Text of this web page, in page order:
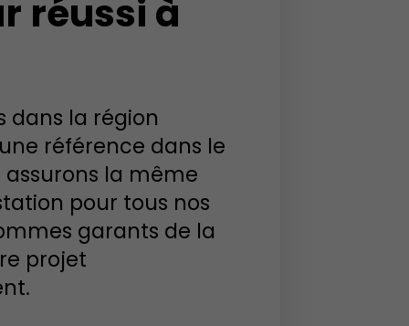
réussi à
dans la région
référence dans le
la même
pour tous nos
garants de la
projet